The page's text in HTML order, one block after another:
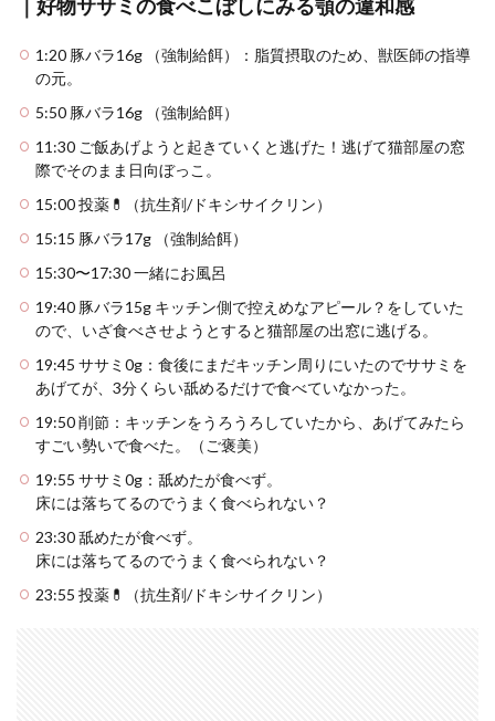
｜好物ササミの食べこぼしにみる顎の違和感
1:20 豚バラ16g （強制給餌）：脂質摂取のため、獣医師の指導
の元。
5:50 豚バラ16g （強制給餌）
11:30 ご飯あげようと起きていくと逃げた！逃げて猫部屋の窓
際でそのまま日向ぼっこ。
15:00 投薬💊（抗生剤/ドキシサイクリン）
15:15 豚バラ17g （強制給餌）
15:30〜17:30 一緒にお風呂
19:40 豚バラ15g キッチン側で控えめなアピール？をしていた
ので、いざ食べさせようとすると猫部屋の出窓に逃げる。
19:45 ササミ0g：食後にまだキッチン周りにいたのでササミを
あげてが、3分くらい舐めるだけで食べていなかった。
19:50 削節：キッチンをうろうろしていたから、あげてみたら
すごい勢いで食べた。（ご褒美）
19:55 ササミ0g：舐めたが食べず。
床には落ちてるのでうまく食べられない？
23:30 舐めたが食べず。
床には落ちてるのでうまく食べられない？
23:55 投薬💊（抗生剤/ドキシサイクリン）